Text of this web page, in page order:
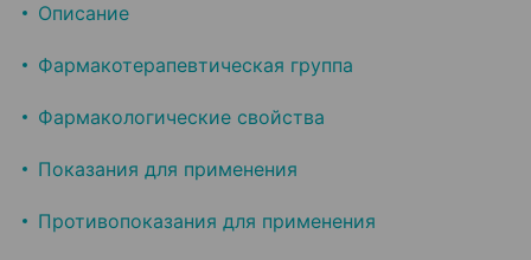
Описание
Фармакотерапевтическая группа
Фармакологические свойства
Показания для применения
Противопоказания для применения